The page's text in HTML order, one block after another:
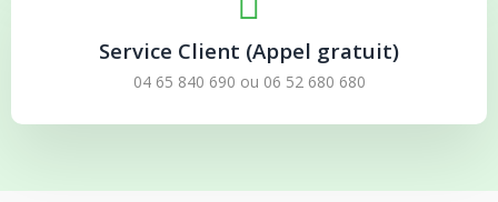
Service Client (Appel gratuit)
04 65 840 690 ou 06 52 680 680